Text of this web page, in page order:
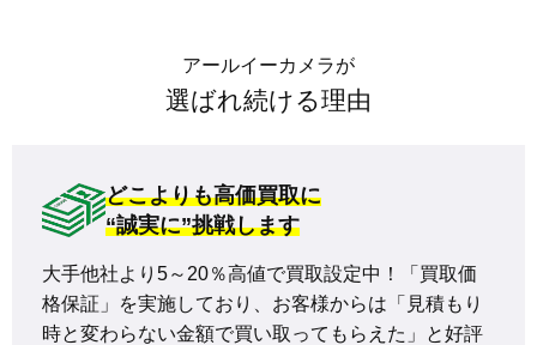
アールイーカメラが
選ばれ続ける理由
どこよりも高価買取に
“誠実に”挑戦します
大手他社より5～20％高値で買取設定中！「買取価
格保証」を実施しており、お客様からは「見積もり
時と変わらない金額で買い取ってもらえた」と好評